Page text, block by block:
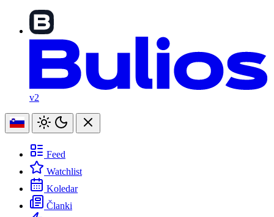
v2
Feed
Watchlist
Koledar
Članki